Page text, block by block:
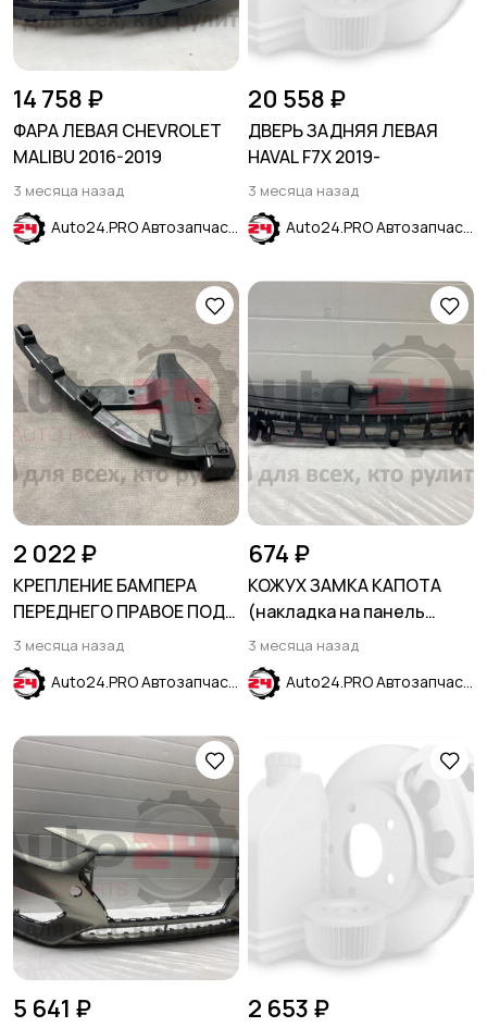
14 758 ₽
ФАРА ЛЕВАЯ CHEVROLET
MALIBU 2016-2019
3 месяца назад
Auto24.PRO Автозапчасти
20 558 ₽
ДВЕРЬ ЗАДНЯЯ ЛЕВАЯ
HAVAL F7X 2019-
3 месяца назад
Auto24.PRO Автозапчасти
2 022 ₽
КРЕПЛЕНИЕ БАМПЕРА
ПЕРЕДНЕГО ПРАВОЕ ПОД
ФАРУ HONDA CIVIC X 2015-
3 месяца назад
Auto24.PRO Автозапчасти
674 ₽
КОЖУХ ЗАМКА КАПОТА
(накладка на панель
переднюю) HYUNDAI
SOLARIS 2017-2020
3 месяца назад
Auto24.PRO Автозапчасти
5 641 ₽ 2 653 ₽